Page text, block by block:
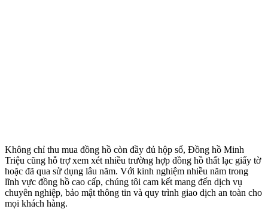
Không chỉ thu mua đồng hồ còn đầy đủ hộp sổ, Đồng hồ Minh
Triệu cũng hỗ trợ xem xét nhiều trường hợp đồng hồ thất lạc giấy tờ
hoặc đã qua sử dụng lâu năm. Với kinh nghiệm nhiều năm trong
lĩnh vực đồng hồ cao cấp, chúng tôi cam kết mang đến dịch vụ
chuyên nghiệp, bảo mật thông tin và quy trình giao dịch an toàn cho
mọi khách hàng.